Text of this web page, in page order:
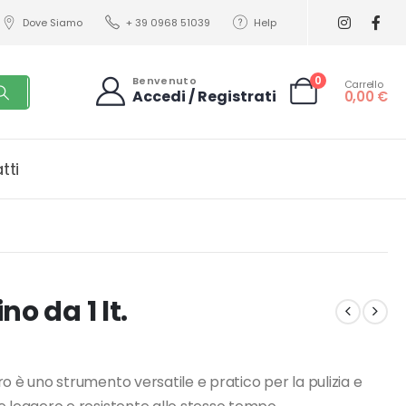
Dove Siamo + 39 0968 51039 Help
Benvenuto
Accedi / Registrati
0 Carrello
0,00 €
da 1 lt.
è uno strumento versatile e pratico per la pulizia e